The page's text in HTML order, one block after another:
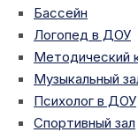
Бассейн
Логопед в ДОУ
Методический
Музыкальный
Психолог в ДОУ
Спортивный зал